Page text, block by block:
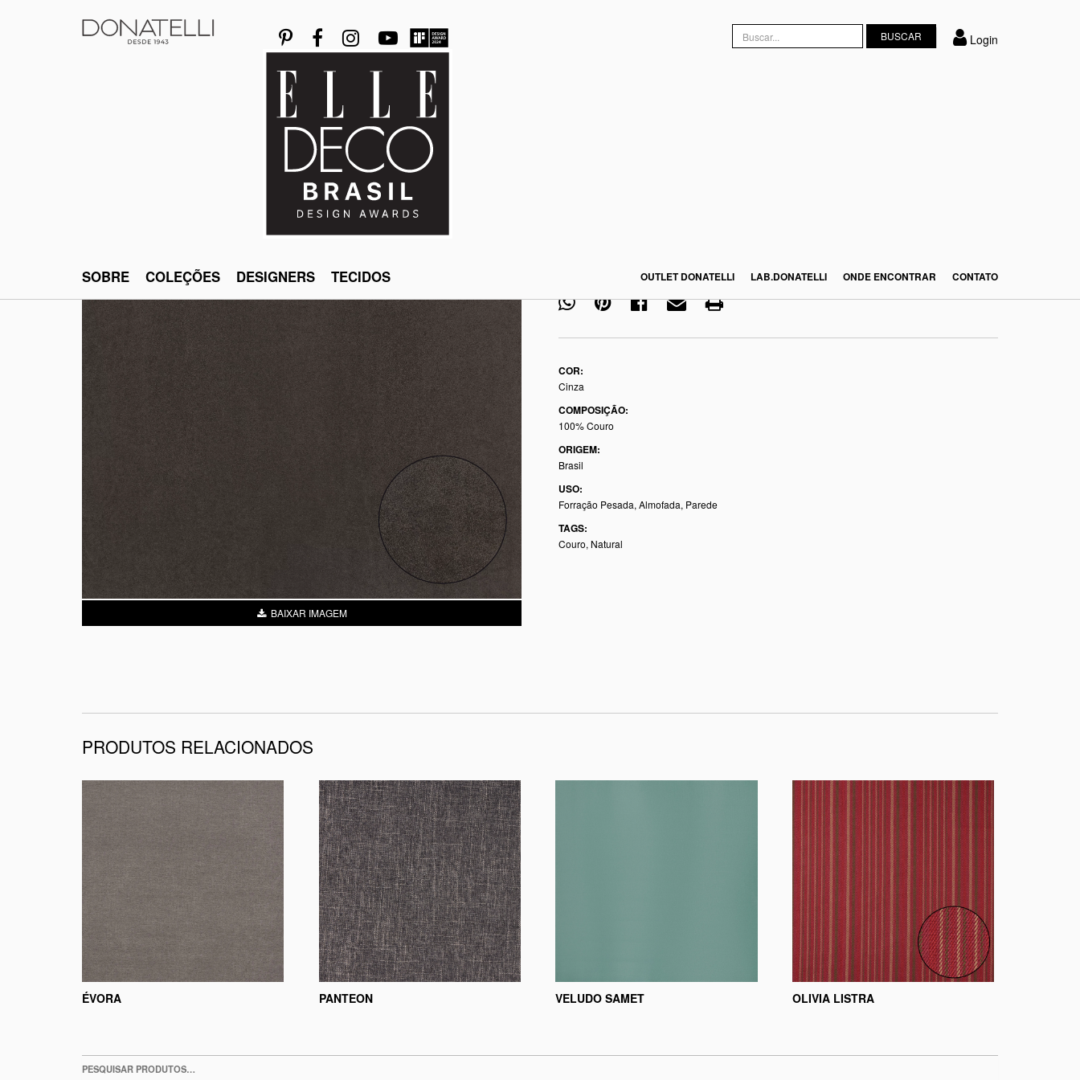
Login
SOBRE COLEÇÕES DESIGNERS TECIDOS OUTLET DONATELLI LAB.DONATELLI ONDE ENCONTRAR CONTATO
BAIXAR IMAGEM
COR:
Cinza
COMPOSIÇÃO:
100% Couro
ORIGEM:
Brasil
USO:
Forração Pesada, Almofada, Parede
TAGS:
Couro, Natural
PRODUTOS RELACIONADOS
ÉVORA PANTEON VELUDO SAMET OLIVIA LISTRA